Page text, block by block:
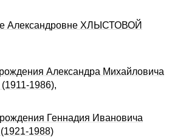
Александровне ХЛЫСТОВОЙ
Александpа Михайловича
1986),
Геннадия Ивановича
1988)